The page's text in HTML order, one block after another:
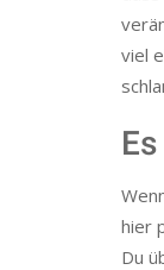
viel
hier
Du